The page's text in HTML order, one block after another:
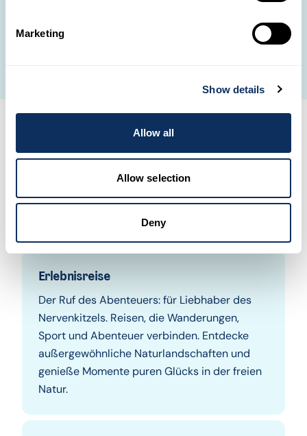
Marketing
Show details
Allow all
Allow selection
Deny
Ein Urlaub auf Guadeloupe,
der deinen Wünschen
entspricht.
Erlebnisreise
Der Ruf des Abenteuers: für Liebhaber des
Nervenkitzels. Reisen, die Wanderungen,
Sport und Abenteuer verbinden. Entdecke
außergewöhnliche Naturlandschaften und
genieße Momente puren Glücks in der freien
Natur.